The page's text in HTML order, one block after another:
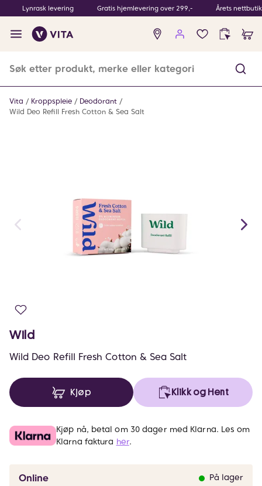
Lynrask levering Gratis hjemlevering over 299,- Årets
Ingen
produkter
Vita Kroppspleie
Deodorant
Wild Deo Refill Fresh Cotton & Sea Salt
Wild
Wild Deo Refill Fresh Cotton & Sea Salt
Kjøp Klikk og Hent
Kjøp nå, betal om 30 dager med Klarna. Les om
Klarna faktura her.
Online
På lager